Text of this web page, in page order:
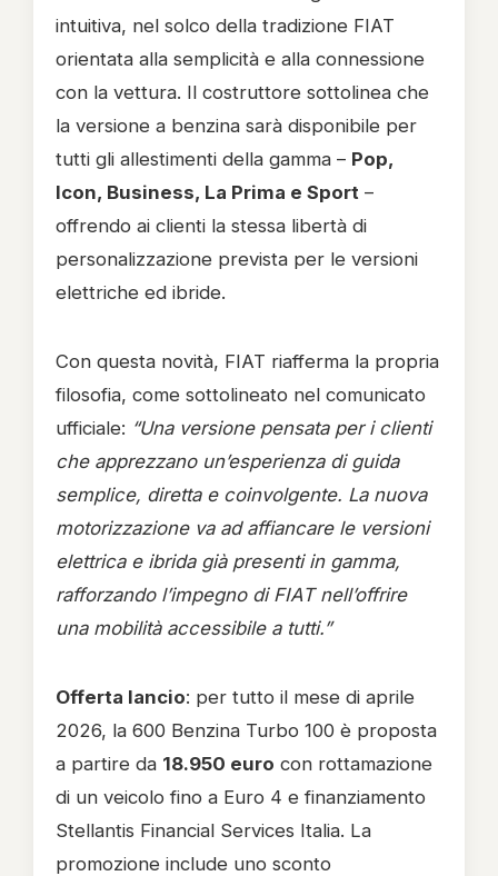
intuitiva, nel solco della tradizione FIAT
orientata alla semplicità e alla connessione
con la vettura. Il costruttore sottolinea che
la versione a benzina sarà disponibile per
tutti gli allestimenti della gamma – Pop,
Icon, Business, La Prima e Sport –
offrendo ai clienti la stessa libertà di
personalizzazione prevista per le versioni
elettriche ed ibride.
Con questa novità, FIAT riafferma la propria
filosofia, come sottolineato nel comunicato
ufficiale: “Una versione pensata per i clienti
che apprezzano un’esperienza di guida
semplice, diretta e coinvolgente. La nuova
motorizzazione va ad affiancare le versioni
elettrica e ibrida già presenti in gamma,
rafforzando l’impegno di FIAT nell’offrire
una mobilità accessibile a tutti.”
Offerta lancio: per tutto il mese di aprile
2026, la 600 Benzina Turbo 100 è proposta
a partire da 18.950 euro con rottamazione
di un veicolo fino a Euro 4 e finanziamento
Stellantis Financial Services Italia. La
promozione include uno sconto